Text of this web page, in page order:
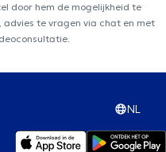
door hem de mogelijkheid te
advies te vragen via chat en met
NL